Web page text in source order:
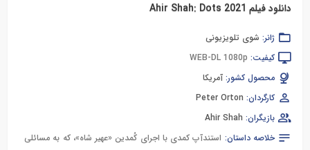
دانلود فیلم Ahir Shah: Dots 2021
ژانر: شوی تلویزیونی
کیفیت: WEB-DL 1080p
محصول کشور: آمریکا
کارگردان: Peter Orton
بازیگران: Ahir Shah
خلاصه داستان: استندآپ کمدی با اجرای کُمدین «عهیر شاه»، که به مسائلی